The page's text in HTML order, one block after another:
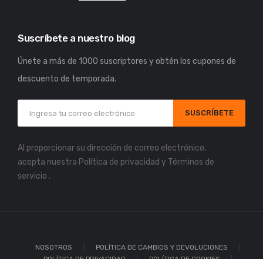
Suscríbete a nuestro blog
Únete a más de 1000 suscriptores y obtén los cupones de
descuento de temporada.
SUSCRÍBETE
Al proporcionar su dirección de correo electrónico,
acepta nuestra Política de privacidad y Términos de
servicio .
NOSOTROS
POLÍTICA DE CAMBIOS Y DEVOLUCIONES